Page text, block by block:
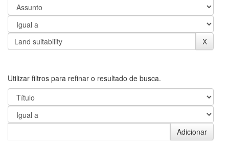
Utilizar filtros para refinar o resultado de busca.